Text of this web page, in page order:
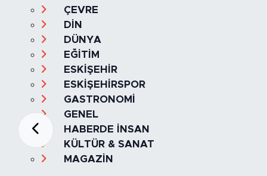
ÇEVRE
DİN
DÜNYA
EĞİTİM
ESKİŞEHİR
ESKİŞEHİRSPOR
GASTRONOMİ
GENEL
HABERDE İNSAN
KÜLTÜR & SANAT
MAGAZİN